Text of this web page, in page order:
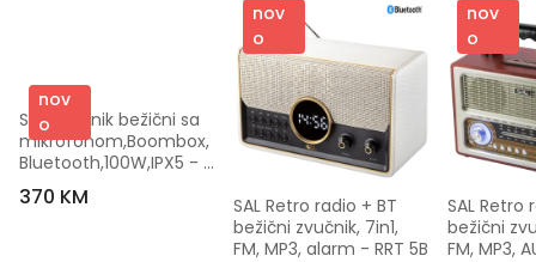
nov
o
SAL Zvučnik bežični sa
mikrofonom,Boombox,
Bluetooth,100W,IPX5 -
PARCUBE
370 KM
nov
o
SAL Retro radio + BT
bežični zvučnik, 7in1,
FM, MP3, alarm - RRT 5B
nov
o
SAL Retro
bežični
FM, MP3,